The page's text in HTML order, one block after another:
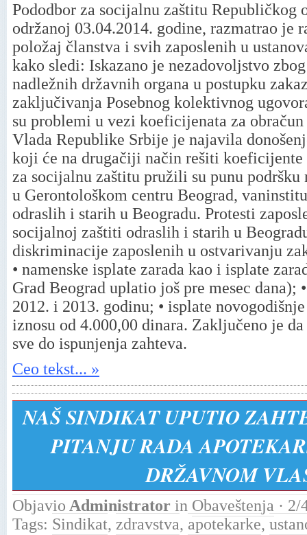
Pododbor za socijalnu zaštitu Republičkog
održanoj 03.04.2014. godine, razmatrao je
položaj članstva i svih zaposlenih u
kako sledi: Iskazano je nezadovoljstvo
nadležnih državnih organa u postupku
zaključivanja Posebnog kolektivnog
su problemi u vezi koeficijenata za
Vlada Republike Srbije je najavila
koji će na drugačiji način rešiti koeficijente
za socijalnu zaštitu pružili su punu
u Gerontološkom centru Beograd,
odraslih i starih u Beogradu. Protesti
socijalnoj zaštiti odraslih i starih u
diskriminacije zaposlenih u ostvarivanju
• namenske isplate zarada kao i isplate
Grad Beograd uplatio još pre mesec dana);
2012. i 2013. godinu; • isplate
iznosu od 4.000,00 dinara. Zaključeno je
sve do ispunjenja zahteva.
Ceo tekst... »
NAŠ SINDIKAT UPUTIO
PITANJU RADA
DRŽAVNOM
Objavio Administrator in Obaveštenja ·
Tags: Sindikat, zdravstva, apotekarke,